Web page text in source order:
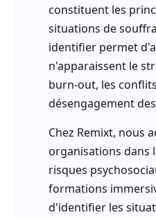
constituent les
situations de
identifier permet
n'apparaissent le
burn-out, les
désengagement
Chez Remixt, nous
organisations dans
risques
formations
d'identifier les